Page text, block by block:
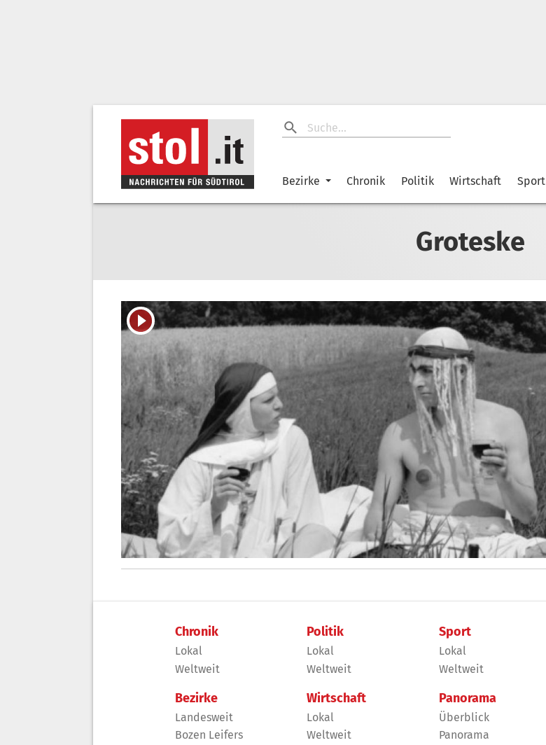
Bezirke Chronik Politik Wirtschaft Sport
Groteske
Chronik
Lokal
Weltweit
Bezirke
Landesweit
Bozen Leifers
Politik
Lokal
Weltweit
Wirtschaft
Lokal
Weltweit
Sport
Lokal
Weltweit
Panorama
Überblick
Panorama